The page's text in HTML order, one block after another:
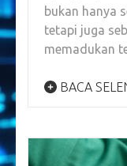
bukan hanya
tetapi juga
memadukan
BACA